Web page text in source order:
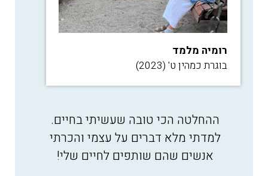
רומיה מלמד
בוגרת כמהין ט' (2023)
ההחלטה הכי טובה שעשיתי בחיים.
למדתי מלא דברים על עצמי והכרתי
אנשים שהם שותפים לחיים שלי!